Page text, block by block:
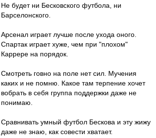
Не будет ни Бесковского футбола, ни
Барселонского.
Арсенал играет лучше после ухода оного.
Спартак играет хуже, чем при "плохом"
Каррере на порядок.
Смотреть говно на поле нет сил. Мучения
каких и не помню. Какое там терпение хочет
вобрать в себя группа поддержки даже не
понимаю.
Сравнивать умный футбол Бескова и эту жижу
даже не знаю, как совести хватает.